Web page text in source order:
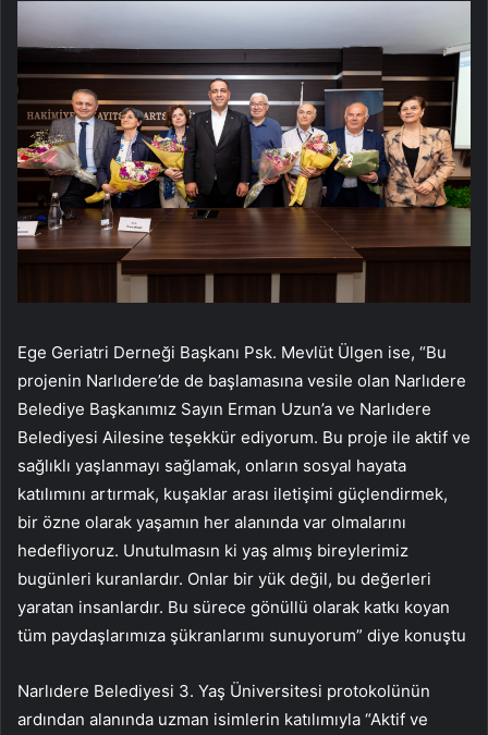
Ege Geriatri Derneği Başkanı Psk. Mevlüt Ülgen ise, “Bu
projenin Narlıdere’de de başlamasına vesile olan Narlıdere
Belediye Başkanımız Sayın Erman Uzun’a ve Narlıdere
Belediyesi Ailesine teşekkür ediyorum. Bu proje ile aktif ve
sağlıklı yaşlanmayı sağlamak, onların sosyal hayata
katılımını artırmak, kuşaklar arası iletişimi güçlendirmek,
bir özne olarak yaşamın her alanında var olmalarını
hedefliyoruz. Unutulmasın ki yaş almış bireylerimiz
bugünleri kuranlardır. Onlar bir yük değil, bu değerleri
yaratan insanlardır. Bu sürece gönüllü olarak katkı koyan
tüm paydaşlarımıza şükranlarımı sunuyorum” diye konuştu
Narlıdere Belediyesi 3. Yaş Üniversitesi protokolünün
ardından alanında uzman isimlerin katılımıyla “Aktif ve